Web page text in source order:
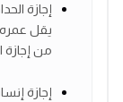
إجازة
من إجازة
إجازة